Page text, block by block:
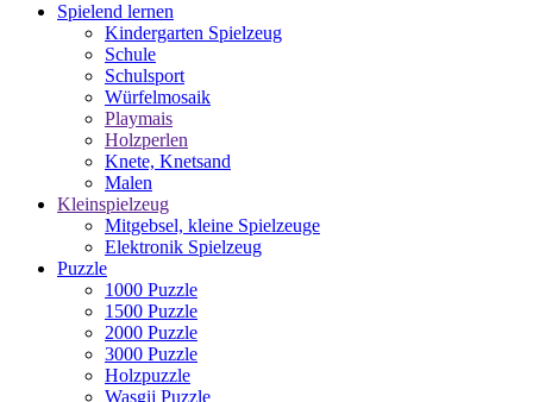
Spielend lernen
Kindergarten Spielzeug
Schule
Schulsport
Würfelmosaik
Playmais
Holzperlen
Knete, Knetsand
Malen
Kleinspielzeug
Mitgebsel, kleine Spielzeuge
Elektronik Spielzeug
Puzzle
1000 Puzzle
1500 Puzzle
2000 Puzzle
3000 Puzzle
Holzpuzzle
Wasgij Puzzle